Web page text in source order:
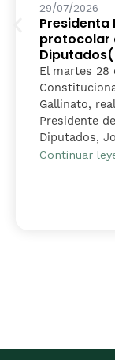
29/07/2026
Presidenta
protocolar
El martes 28
Gallinato,
Presidente
Diputados,
Continuar